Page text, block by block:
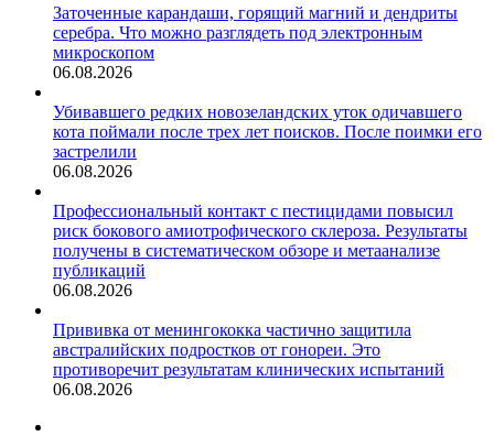
Заточенные карандаши, горящий магний и дендриты
серебра. Что можно разглядеть под электронным
микроскопом
06.08.2026
Убивавшего редких новозеландских уток одичавшего
кота поймали после трех лет поисков. После поимки его
застрелили
06.08.2026
Профессиональный контакт с пестицидами повысил
риск бокового амиотрофического склероза. Результаты
получены в систематическом обзоре и метаанализе
публикаций
06.08.2026
Прививка от менингококка частично защитила
австралийских подростков от гонореи. Это
противоречит результатам клинических испытаний
06.08.2026